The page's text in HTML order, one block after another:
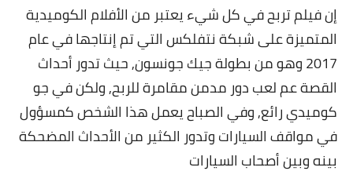
إن فيلم تربح في كل شيء يعتبر من الأفلام الكوميدية
المتميزة على شبكة نتفلكس التي تم إنتاجها في عام
2017 وهو من بطولة جيك جونسون, حيث تدور أحداث
القصة عم لعب دور مدمن مقامرة للربح, ولكن في جو
كوميدي رائع, وفي الصباح يعمل هذا الشخص كمسؤول
في مواقف السيارات وتدور الكثير من الأحداث المضحكة
بينه وبين أصحاب السيارات